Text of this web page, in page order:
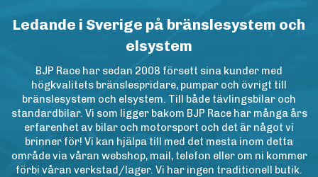
Ledande i Sverige på bränslesystem och
elsystem
BJP Race har sedan 2008 försett sina kunder med
högkvalitets bränslespridare, pumpar och övrigt till
bränslesystem och elsystem. Till både tävlingsbilar och
standardbilar. Vi som ligger bakom BJP Race har många års
erfarenhet av bilar och motorsport och det är något vi
brinner för! Vi kan hjälpa till med det mesta inom detta
område via våran webshop, mail, telefon eller om ni kommer
förbi våran verkstad/lager. Vi har ingen traditionell butik.